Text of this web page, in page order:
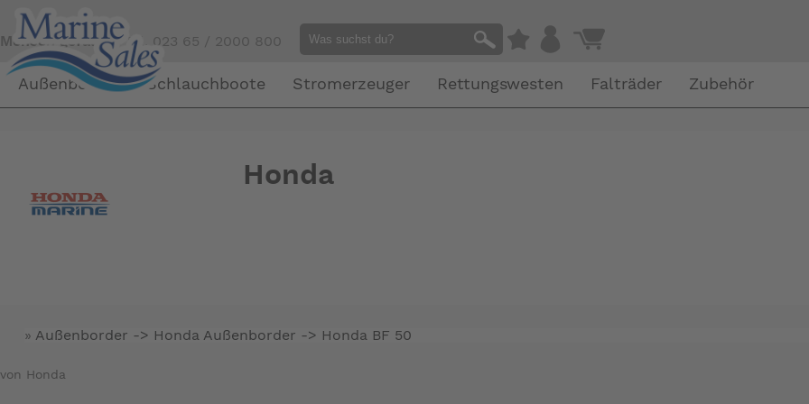
Mensch gefällig?Tel. 023 65 / 2000 800
Außenborder Schlauchboote Stromerzeuger Rettungswesten Falträder Zubehör
Honda
» Außenborder -> Honda Außenborder -> Honda BF 50
von Honda